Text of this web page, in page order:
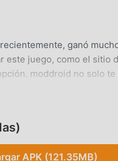
ganó
este juego, como el sitio
moddroid no solo
disfrutar la alegría que
moddroid, puede
y juega!
APK (121.35MB)